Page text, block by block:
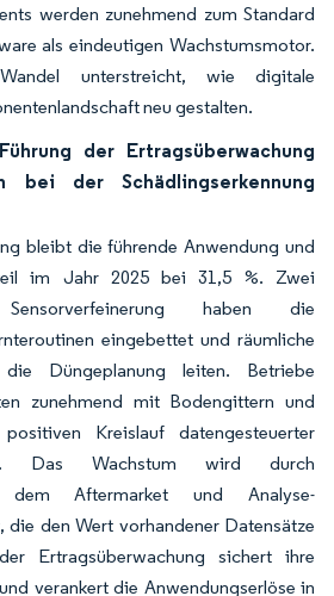
werden zunehmend zum Standard
als eindeutigen Wachstumsmotor.
unterstreicht, wie digitale
neu gestalten.
der Ertragsüberwachung
bei der Schädlingserkennung
bleibt die führende Anwendung und
im Jahr 2025 bei 31,5 %. Zwei
haben die
eingebettet und räumliche
Düngeplanung leiten. Betriebe
zunehmend mit Bodengittern und
Kreislauf datengesteuerter
Das Wachstum wird durch
dem Aftermarket und Analyse-
die den Wert vorhandener Datensätze
Ertragsüberwachung sichert ihre
verankert die Anwendungserlöse in